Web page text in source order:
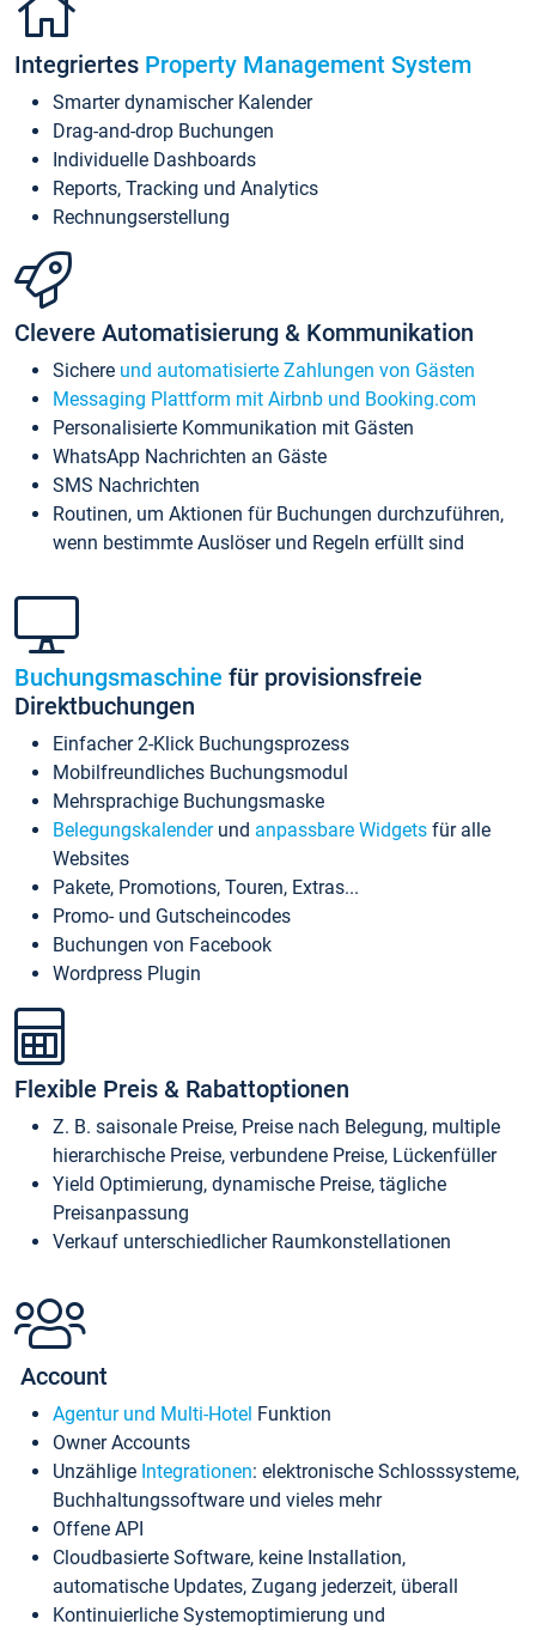
Integriertes Property Management System
Smarter dynamischer Kalender
Drag-and-drop Buchungen
Individuelle Dashboards
Reports, Tracking und Analytics
Rechnungserstellung
Clevere Automatisierung & Kommunikation
Sichere und automatisierte Zahlungen von Gästen
Messaging Plattform mit Airbnb und Booking.com
Personalisierte Kommunikation mit Gästen
WhatsApp Nachrichten an Gäste
SMS Nachrichten
Routinen, um Aktionen für Buchungen durchzuführen,
wenn bestimmte Auslöser und Regeln erfüllt sind
Buchungsmaschine für provisionsfreie
Direktbuchungen
Einfacher 2-Klick Buchungsprozess
Mobilfreundliches Buchungsmodul
Mehrsprachige Buchungsmaske
Belegungskalenderund anpassbare Widgets für alle
Websites
Pakete, Promotions, Touren, Extras...
Promo- und Gutscheincodes
Buchungen von Facebook
Wordpress Plugin
Flexible Preis & Rabattoptionen
Z. B. saisonale Preise, Preise nach Belegung, multiple
hierarchische Preise, verbundene Preise, Lückenfüller
Yield Optimierung, dynamische Preise, tägliche
Preisanpassung
Verkauf unterschiedlicher Raumkonstellationen
Account
Agentur und Multi-Hotel Funktion
Owner Accounts
Unzählige Integrationen: elektronische Schlosssysteme,
Buchhaltungssoftware und vieles mehr
Offene API
Cloudbasierte Software, keine Installation,
automatische Updates, Zugang jederzeit, überall
Kontinuierliche Systemoptimierung und